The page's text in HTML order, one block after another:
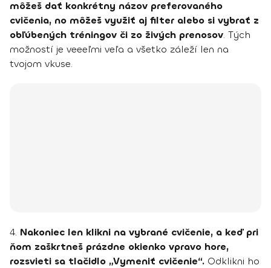
môžeš dať konkrétny názov preferovaného
cvičenia, no môžeš využiť aj filter alebo si vybrať z
obľúbených tréningov či zo živých prenosov. Tých
možností je veeeľmi veľa a všetko záleží len na
tvojom vkuse.
4. Nakoniec len klikni na vybrané cvičenie, a keď pri
ňom zaškrtneš prázdne okienko vpravo hore,
rozsvieti sa tlačidlo „Vymeniť cvičenie“. Odklikni ho